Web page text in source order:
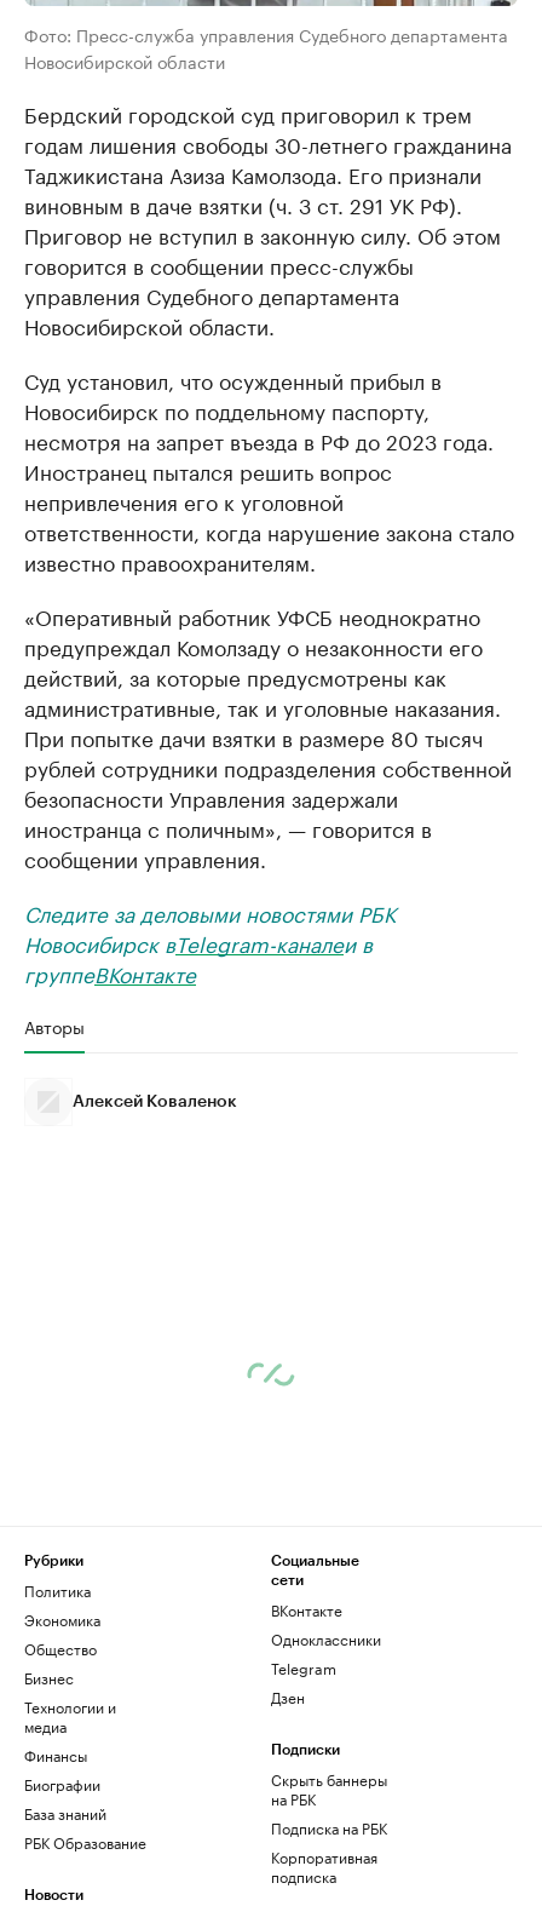
Фото: Пресс-служба управления Судебного департамента
Новосибирской области
Бердский городской суд приговорил к трем
годам лишения свободы 30-летнего гражданина
Таджикистана Азиза Камолзода. Его признали
виновным в даче взятки (ч. 3 ст. 291 УК РФ).
Приговор не вступил в законную силу. Об этом
говорится в сообщении пресс-службы
управления Судебного департамента
Новосибирской области.
Суд установил, что осужденный прибыл в
Новосибирск по поддельному паспорту,
несмотря на запрет въезда в РФ до 2023 года.
Иностранец пытался решить вопрос
непривлечения его к уголовной
ответственности, когда нарушение закона стало
известно правоохранителям.
«Оперативный работник УФСБ неоднократно
предупреждал Комолзаду о незаконности его
действий, за которые предусмотрены как
административные, так и уголовные наказания.
При попытке дачи взятки в размере 80 тысяч
рублей сотрудники подразделения собственной
безопасности Управления задержали
иностранца с поличным», — говорится в
сообщении управления.
Следите за деловыми новостями РБК
Новосибирск вTelegram-каналеи в
группеВКонтакте
Авторы
Алексей Коваленок
Рубрики
Политика
Экономика
Общество
Бизнес
Технологии и
медиа
Финансы
Биографии
База знаний
РБК Образование
Новости
Социальные
сети
ВКонтакте
Одноклассники
Telegram
Дзен
Подписки
Скрыть баннеры
на РБК
Подписка на РБК
Корпоративная
подписка